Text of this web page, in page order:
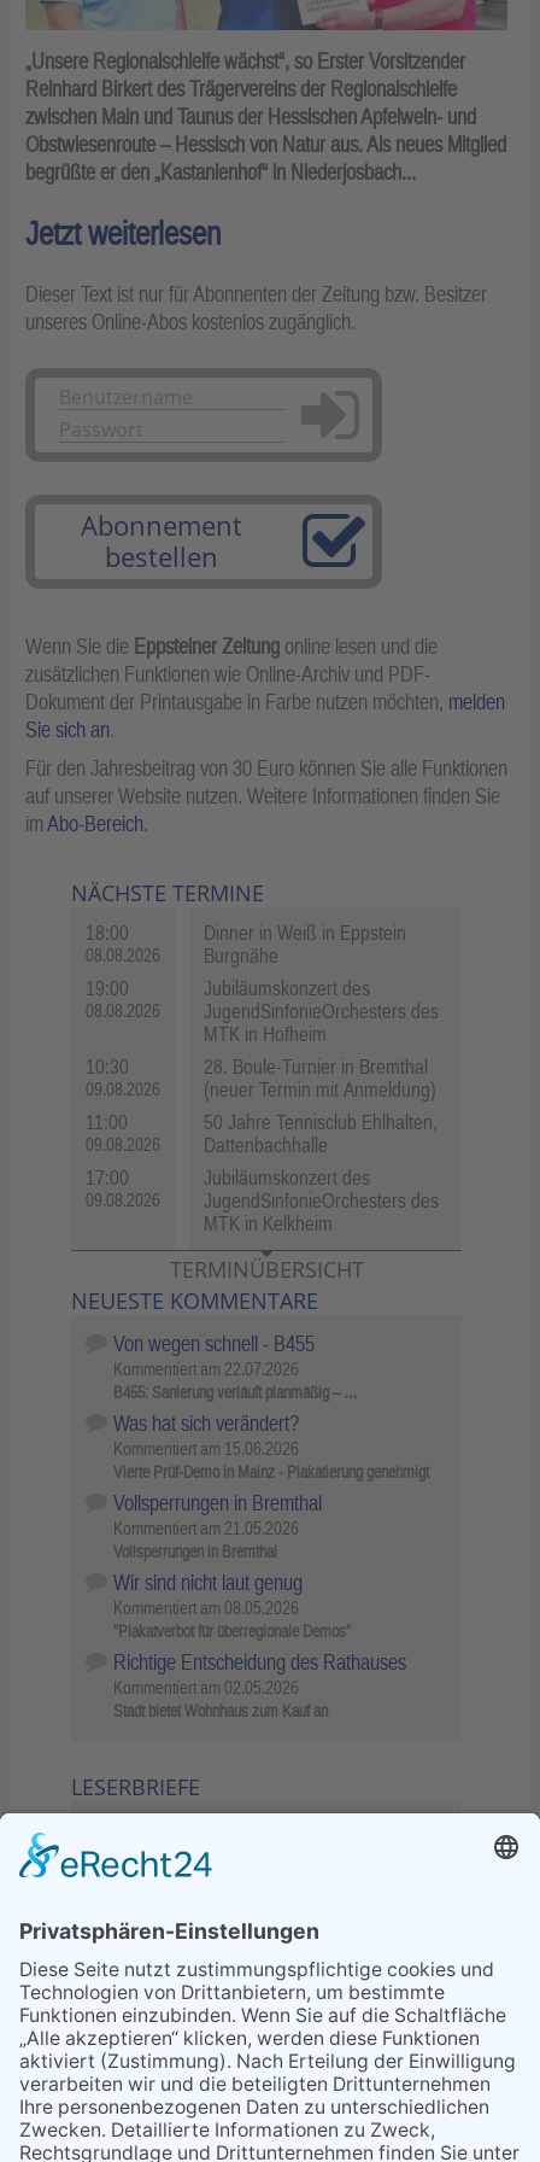
„Unsere Regionalschleife wächst“, so Erster Vorsitzender
Reinhard Birkert des Trägervereins der Regionalschleife
zwischen Main und Taunus der Hessischen Apfelwein- und
Obstwiesenroute – Hessisch von Natur aus. Als neues Mitglied
begrüßte er den „Kastanienhof“ in Niederjosbach...
Jetzt weiterlesen
Dieser Text ist nur für Abonnenten der Zeitung bzw. Besitzer
unseres Online-Abos kostenlos zugänglich.
Anmelden
Abonnement
bestellen
Wenn Sie die Eppsteiner Zeitung online lesen und die
zusätzlichen Funktionen wie Online-Archiv und PDF-
Dokument der Printausgabe in Farbe nutzen möchten, melden
Sie sich an.
Für den Jahresbeitrag von 30 Euro können Sie alle Funktionen
auf unserer Website nutzen. Weitere Informationen finden Sie
imAbo-Bereich.
NÄCHSTE TERMINE
18:00
08.08.2026
Dinner in Weiß in Eppstein
Burgnähe
19:00
08.08.2026
Jubiläumskonzert des
JugendSinfonieOrchesters des
MTK in Hofheim
10:30
09.08.2026
28. Boule-Turnier in Bremthal
(neuer Termin mit Anmeldung)
11:00
09.08.2026
50 Jahre Tennisclub Ehlhalten,
Dattenbachhalle
17:00
09.08.2026
Jubiläumskonzert des
JugendSinfonieOrchesters des
MTK in Kelkheim
TERMINÜBERSICHT
NEUESTE KOMMENTARE
Von wegen schnell - B455
Kommentiert am 22.07.2026
B455: Sanierung verläuft planmäßig – …
Was hat sich verändert?
Kommentiert am 15.06.2026
Vierte Prüf-Demo in Mainz - Plakatierung genehmigt
Vollsperrungen in Bremthal
Kommentiert am 21.05.2026
Vollsperrungen in Bremthal
Wir sind nicht laut genug
Kommentiert am 08.05.2026
"Plakatverbot für überregionale Demos"
Richtige Entscheidung des Rathauses
Kommentiert am 02.05.2026
Stadt bietet Wohnhaus zum Kauf an
LESERBRIEFE
Sperrung B455: Kleiner
Grenzverkehr statt weite Wege
21.04.2026
Wenn Bahn-Computer nicht
miteinander kommunizieren
11.03.2026
"Plakatverbot für überregionale
Demos"
04.02.2026
Gelbe Tonne – Ein kleiner Blick
über den Tellerand